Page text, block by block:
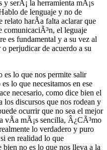
y serÃ¡ la herramienta mÃ¡s
de lenguaje y no de
relato harÃ­a falta aclarar que
comunicaciÃ³n, el leguaje
es fundamental y a su vez al
perjudicar de acuerdo a su
es lo que nos permite salir
lo que necesitamos en ese
necesario, como dice bien el
los discursos que nos rodean y
ocurrir que no sea el mejor
vÃ­a mÃ¡s sencilla, Â¿CÃ³mo
lo verdadero y puro
en realidad lo que
bien no es lo que nos lleva a la